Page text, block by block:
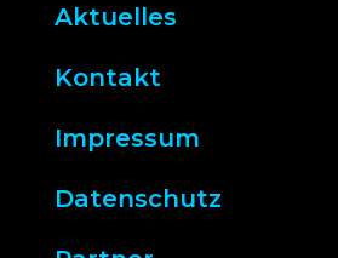
Aktuelles
Kontakt
Impressum
Datenschutz